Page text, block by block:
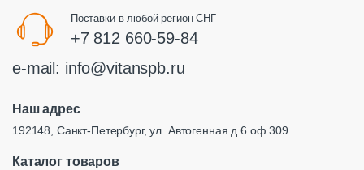
Поставки в любой регион СНГ
+7 812 660-59-84
e-mail: info@vitanspb.ru
Наш адрес
192148, Санкт-Петербург, ул. Автогенная д.6 оф.309
Каталог товаров